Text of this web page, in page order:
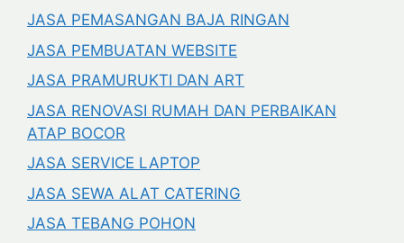
JASA PEMASANGAN BAJA RINGAN
JASA PEMBUATAN WEBSITE
JASA PRAMURUKTI DAN ART
JASA RENOVASI RUMAH DAN PERBAIKAN
ATAP BOCOR
JASA SERVICE LAPTOP
JASA SEWA ALAT CATERING
JASA TEBANG POHON